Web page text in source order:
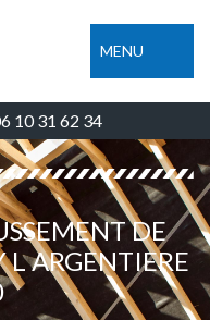
MENU
10 31 62 34
DE
ARGENTIERE